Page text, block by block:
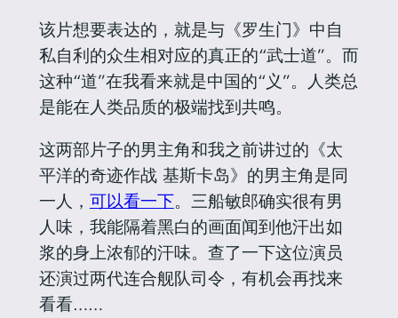
该片想要表达的，就是与《罗生门》中自
私自利的众生相对应的真正的“武士道”。而
这种“道”在我看来就是中国的“义”。人类总
是能在人类品质的极端找到共鸣。
这两部片子的男主角和我之前讲过的《太
平洋的奇迹作战 基斯卡岛》的男主角是同
一人， 可以看一下。三船敏郎确实很有男
人味，我能隔着黑白的画面闻到他汗出如
浆的身上浓郁的汗味。查了一下这位演员
还演过两代连合舰队司令，有机会再找来
看看……